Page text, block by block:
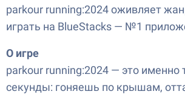
parkour running:2024 оживляет
играть на BlueStacks — №1
О игре
parkour running:2024 — это именно
секунды: гоняешь по крышам,